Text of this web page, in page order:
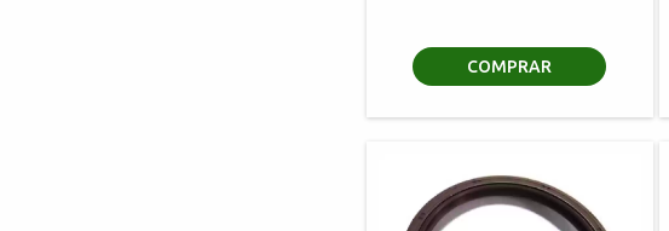
COMPRAR